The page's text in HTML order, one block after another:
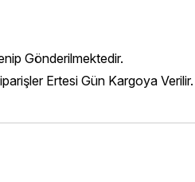
Gönderilmektedir.
Ertesi Gün Kargoya Verilir.